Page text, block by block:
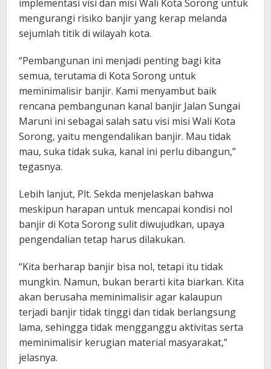
implementasi visi dan misi Wali Kota Sorong untuk
mengurangi risiko banjir yang kerap melanda
sejumlah titik di wilayah kota.
“Pembangunan ini menjadi penting bagi kita
semua, terutama di Kota Sorong untuk
meminimalisir banjir. Kami menyambut baik
rencana pembangunan kanal banjir Jalan Sungai
Maruni ini sebagai salah satu visi misi Wali Kota
Sorong, yaitu mengendalikan banjir. Mau tidak
mau, suka tidak suka, kanal ini perlu dibangun,”
tegasnya.
Lebih lanjut, Plt. Sekda menjelaskan bahwa
meskipun harapan untuk mencapai kondisi nol
banjir di Kota Sorong sulit diwujudkan, upaya
pengendalian tetap harus dilakukan.
“Kita berharap banjir bisa nol, tetapi itu tidak
mungkin. Namun, bukan berarti kita biarkan. Kita
akan berusaha meminimalisir agar kalaupun
terjadi banjir tidak tinggi dan tidak berlangsung
lama, sehingga tidak mengganggu aktivitas serta
meminimalisir kerugian material masyarakat,”
jelasnya.